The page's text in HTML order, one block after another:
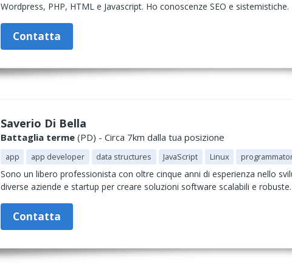
Wordpress, PHP, HTML e Javascript. Ho conoscenze SEO e sistemistiche.
Contatta
Saverio Di Bella
Battaglia terme (PD) - Circa 7km dalla tua posizione
app app developer data structures JavaScript Linux
Sono un libero professionista con oltre cinque anni di esperienza nello
diverse aziende e startup per creare soluzioni software scalabili e robuste.
Contatta